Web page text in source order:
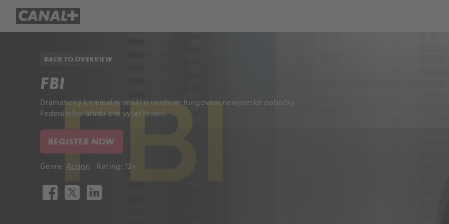
BACK TO OVERVIEW
FBI
Dramatický kriminální seriál o vnitřním fungování newyorské pobočky
Federálního úřadu pro vyšetřování.
REGISTER NOW
Genre: Action Rating: 12+